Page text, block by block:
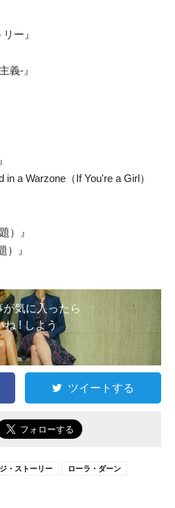
ー』
義-』
in a Warzone（If You're a Girl）
）』
）』
が気に入ったら
ね ! しよう
ツイートする
・ストーリー ローラ・ダーン